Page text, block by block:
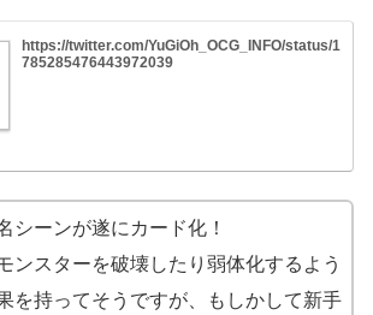
https://twitter.com/YuGiOh_OCG_INFO/status/1
785285476443972039
シーンが遂にカード化！
ンスターを破壊したり弱体化するよう
を持ってそうですが、もしかして新手